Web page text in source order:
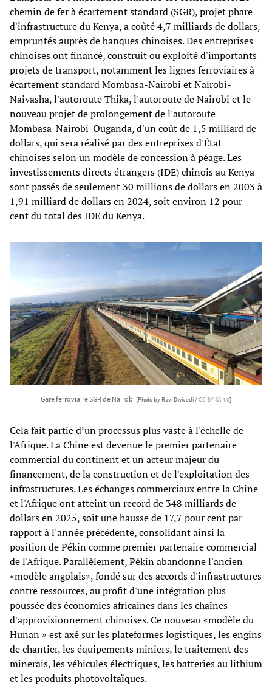
chemin de fer à écartement standard (SGR), projet phare
d'infrastructure du Kenya, a coûté 4,7 milliards de dollars,
empruntés auprès de banques chinoises. Des entreprises
chinoises ont financé, construit ou exploité d'importants
projets de transport, notamment les lignes ferroviaires à
écartement standard Mombasa-Nairobi et Nairobi-
Naivasha, l'autoroute Thika, l'autoroute de Nairobi et le
nouveau projet de prolongement de l'autoroute
Mombasa-Nairobi-Ouganda, d'un coût de 1,5 milliard de
dollars, qui sera réalisé par des entreprises d'État
chinoises selon un modèle de concession à péage. Les
investissements directs étrangers (IDE) chinois au Kenya
sont passés de seulement 30 millions de dollars en 2003 à
1,91 milliard de dollars en 2024, soit environ 12 pour
cent du total des IDE du Kenya.
Gare ferroviaire SGR de Nairobi [Photo by Ravi Dwivedi /CC BY-SA 4.0]
Cela fait partie d’un processus plus vaste à l'échelle de
l'Afrique. La Chine est devenue le premier partenaire
commercial du continent et un acteur majeur du
financement, de la construction et de l'exploitation des
infrastructures. Les échanges commerciaux entre la Chine
et l'Afrique ont atteint un record de 348 milliards de
dollars en 2025, soit une hausse de 17,7 pour cent par
rapport à l'année précédente, consolidant ainsi la
position de Pékin comme premier partenaire commercial
de l'Afrique. Parallèlement, Pékin abandonne l'ancien
«modèle angolais», fondé sur des accords d'infrastructures
contre ressources, au profit d'une intégration plus
poussée des économies africaines dans les chaînes
d'approvisionnement chinoises. Ce nouveau «modèle du
Hunan » est axé sur les plateformes logistiques, les engins
de chantier, les équipements miniers, le traitement des
minerais, les véhicules électriques, les batteries au lithium
et les produits photovoltaïques.